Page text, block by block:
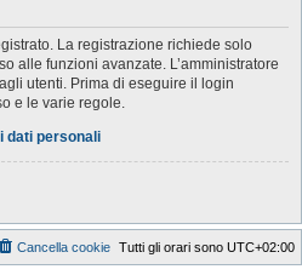
La registrazione richiede solo
alle funzioni avanzate. L’amministratore
utenti. Prima di eseguire il login
e le varie regole.
dati personali
Tutti gli orari sono UTC+02:00
Cancella cookie